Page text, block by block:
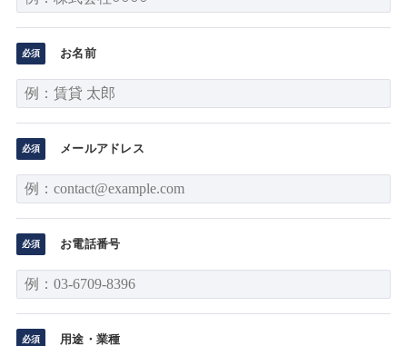
お名前
メールアドレス
お電話番号
用途・業種